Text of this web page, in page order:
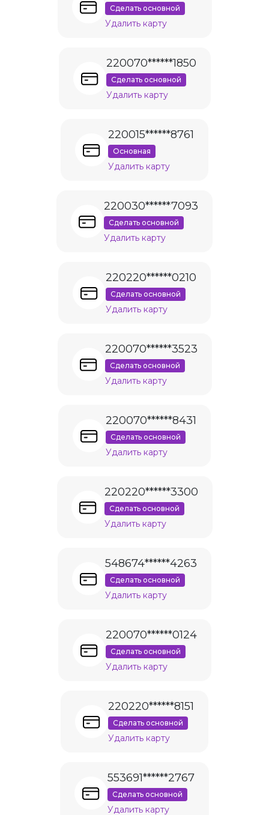
Сделать основной
Удалить карту
220070******1850
Сделать основной
Удалить карту
220015******8761
Основная
Удалить карту
220030******7093
Сделать основной
Удалить карту
220220******0210
Сделать основной
Удалить карту
220070******3523
Сделать основной
Удалить карту
220070******8431
Сделать основной
Удалить карту
220220******3300
Сделать основной
Удалить карту
548674******4263
Сделать основной
Удалить карту
220070******0124
Сделать основной
Удалить карту
220220******8151
Сделать основной
Удалить карту
553691******2767
Сделать основной
Удалить карту